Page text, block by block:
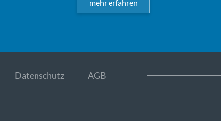
mehr erfahren
Datenschutz AGB